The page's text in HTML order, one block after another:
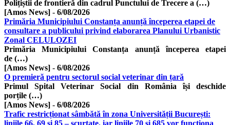
Polițiștii de frontieră din cadrul Punctului de Trecere a (…)
[Amos News] - 6/08/2026
Primăria Municipiului Constanța anunță începerea etapei de
consultare a publicului privind elaborarea Planului Urbanistic
Zonal CELULOZEI
Primăria Municipiului Constanța anunță începerea etapei
de (…)
[Amos News] - 6/08/2026
O premieră pentru sectorul social veterinar din țară
Primul Spital Veterinar Social din România își deschide
porțile (…)
[Amos News] - 6/08/2026
Trafic restricționat sâmbătă în zona Universității București: